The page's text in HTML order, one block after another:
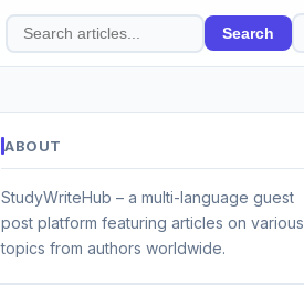
Search
articles
Search
ABOUT
StudyWriteHub – a multi-language guest
post platform featuring articles on various
topics from authors worldwide.